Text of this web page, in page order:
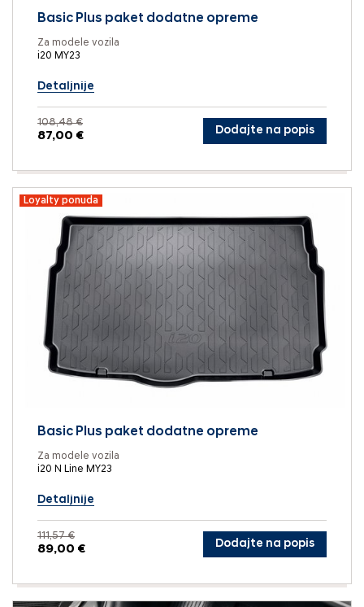
Basic Plus paket dodatne opreme
Za modele vozila
i20 MY23
Detaljnije
108,48 €
87,00 € Dodajte na popis
Loyalty ponuda
Basic Plus paket dodatne opreme
Za modele vozila
i20 N Line MY23
Detaljnije
111,57 €
89,00 € Dodajte na popis